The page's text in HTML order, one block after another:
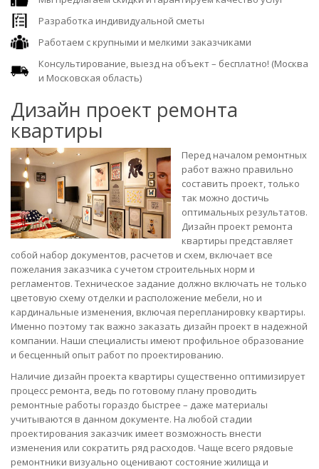
Разработка индивидуальной сметы
Работаем с крупными и мелкими заказчиками
Консультирование, выезд на объект – бесплатно! (Москва
и Московская область)
Дизайн проект ремонта
квартиры
Перед началом ремонтных
работ важно правильно
составить проект, только
так можно достичь
оптимальных результатов.
Дизайн проект ремонта
квартиры представляет
собой набор документов, расчетов и схем, включает все
пожелания заказчика с учетом строительных норм и
регламентов. Техническое задание должно включать не только
цветовую схему отделки и расположение мебели, но и
кардинальные изменения, включая перепланировку квартиры.
Именно поэтому так важно заказать дизайн проект в надежной
компании. Наши специалисты имеют профильное образование
и бесценный опыт работ по проектированию.
Наличие дизайн проекта квартиры существенно оптимизирует
процесс ремонта, ведь по готовому плану проводить
ремонтные работы гораздо быстрее – даже материалы
учитываются в данном документе. На любой стадии
проектирования заказчик имеет возможность внести
изменения или сократить ряд расходов. Чаще всего рядовые
ремонтники визуально оценивают состояние жилища и